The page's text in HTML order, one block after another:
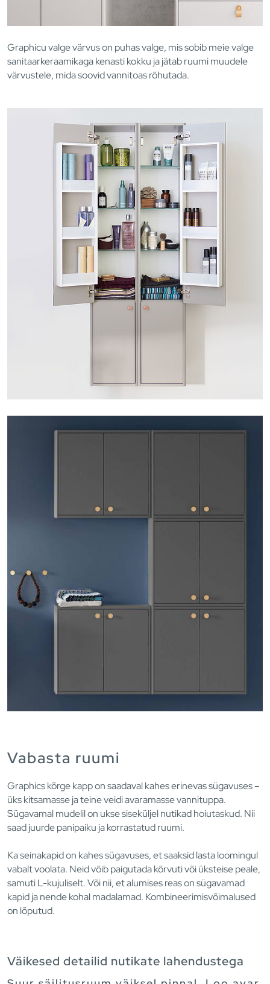
Graphicu valge värvus on puhas valge, mis sobib meie valge
sanitaarkeraamikaga kenasti kokku ja jätab ruumi muudele
värvustele, mida soovid vannitoas rõhutada.
Vabasta ruumi
Graphics kõrge kapp on saadaval kahes erinevas sügavuses –
üks kitsamasse ja teine veidi avaramasse vannituppa.
Sügavamal mudelil on ukse siseküljel nutikad hoiutaskud. Nii
saad juurde panipaiku ja korrastatud ruumi.
Ka seinakapid on kahes sügavuses, et saaksid lasta loomingul
vabalt voolata. Neid võib paigutada kõrvuti või üksteise peale,
samuti L-kujuliselt. Või nii, et alumises reas on sügavamad
kapid ja nende kohal madalamad. Kombineerimisvõimalused
on lõputud.
Väikesed detailid nutikate lahendustega